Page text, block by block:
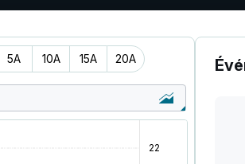
5A 10A 15A 20A